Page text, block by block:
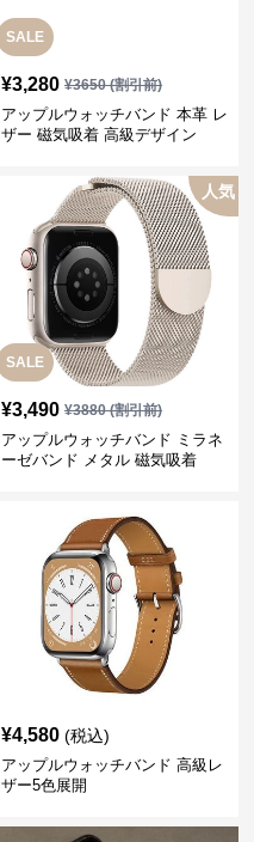
SALE
¥3,280 ¥3650(割引前)
アップルウォッチバンド 本革 レ
ザー 磁気吸着 高級デザイン
SALE
人気
¥3,490 ¥3880(割引前)
アップルウォッチバンド ミラネ
ーゼバンド メタル 磁気吸着
¥4,580 (税込)
アップルウォッチバンド 高級レ
ザー5色展開